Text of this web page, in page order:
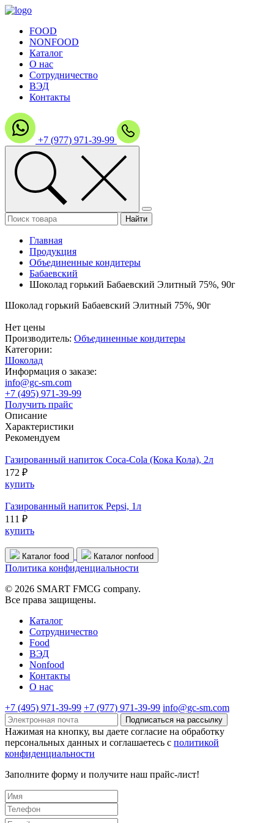
FOOD
NONFOOD
Каталог
О нас
Сотрудничество
ВЭД
Контакты
+7 (977) 971-39-99
Главная
Продукция
Объединенные кондитеры
Бабаевский
Шоколад горький Бабаевский Элитный 75%, 90г
Шоколад горький Бабаевский Элитный 75%, 90г
Нет цены
Производитель: Объединенные кондитеры
Категории:
Шоколад
Информация о заказе:
info@gc-sm.com
+7 (495) 971-39-99
Получить прайс
Описание
Характеристики
Рекомендуем
Газированный напиток Coca-Cola (Кока Кола), 2л
172 ₽
купить
Газированный напиток Pepsi, 1л
111 ₽
купить
Каталог food Каталог nonfood
Политика конфиденциальности
© 2026 SMART FMCG company.
Все права защищены.
Каталог
Cотрудничество
Food
ВЭД
Nonfood
Контакты
О нас
+7 (495) 971-39-99 +7 (977) 971-39-99 info@gc-sm.com
Подписаться на рассылку
Нажимая на кнопку, вы даете согласие на обработку
персональных данных и соглашаетесь c политикой
конфиденциальности
Заполните форму и получите наш прайс-лист!